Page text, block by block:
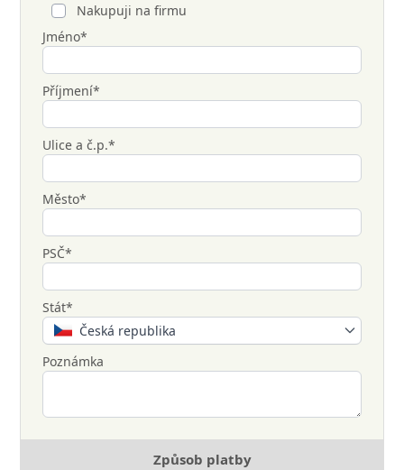
Nakupuji na firmu
Jméno*
Příjmení*
Ulice a č.p.*
Město*
PSČ*
Stát*
Česká republika
Poznámka
Způsob platby